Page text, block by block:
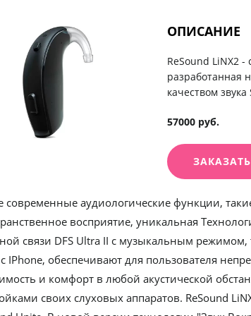
ОПИСАНИЕ
ReSound LiNX2
разработанная
качеством
57000 руб.
ЗАКАЗАТЬ
современные аудиологические функции,
восприятие, уникальная
связи DFS Ultra II с музыкальным
IPhone, обеспечивают для пользователя
и комфорт в любой акустической
своих слуховых аппаратов. ReSound